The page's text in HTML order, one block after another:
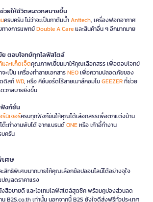
วยให้ชีวิตสะดวกสบายขึ้น
ครบครัน ไม่ว่าจะเป็นกาต้มน้ำAnitech, เครื่องฟอกอากาศ
ทางการแพทย์Double A Careและสินค้าอื่น ๆ อีกมากมาย
ย ตอบโจทย์ทุกไลฟ์สไตล์
และแก็ดเจ็ตคุณภาพเยี่ยมมาให้คุณเลือกสรร เพื่อตอบโจทย์
ะเป็น เครื่องทำลายเอกสารNEOเพื่อความปลอดภัยของ
ดิสก์WD, หรือ คีย์บอร์ดไร้สายเมาส์คอมโบGEEZERที่ช่วย
วกสบายยิ่งขึ้น
ฟังก์ชั่น
ร์นิเจอร์ครบทุกฟังก์ชันให้คุณได้เลือกสรรเพื่อตกแต่งบ้าน
ต๊ะทำงานพับได้ จากแบรนด์ONEหรือ เก้าอี้ทำงาน
บครัน
เศษ
ะสิทธิพิเศษมากมายให้คุณเลือกช้อปออนไลน์ได้อย่างจุใจ
ปญลดราคาแรง
งสือขายดี และไอเทมไลฟ์สไตล์สุดชิค พร้อมคูปองส่วนลด
B2S.co.th เท่านั้น นอกจากนี้ B2S ยังใจดีส่งฟรีทั่วประเทศ